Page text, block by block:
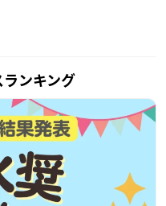
ランキング